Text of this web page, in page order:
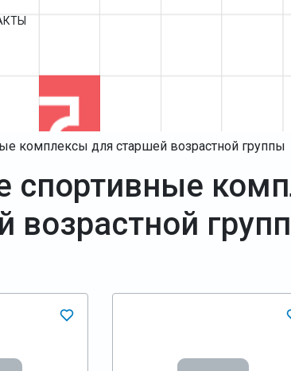
комплексы для старшей возрастной группы
спортивные
возрастной